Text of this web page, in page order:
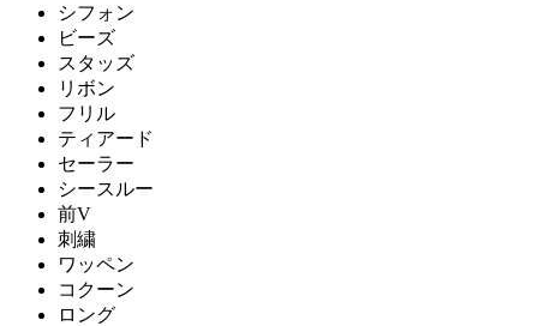
シフォン
ビーズ
スタッズ
リボン
フリル
ティアード
セーラー
シースルー
前V
刺繍
ワッペン
コクーン
ロング